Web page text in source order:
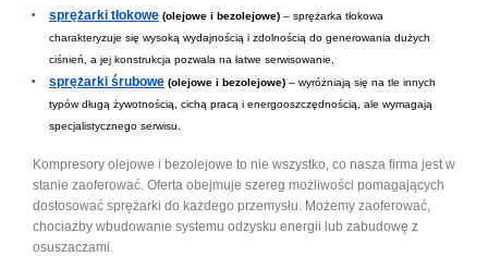
sprężarki tłokowe (olejowe i bezolejowe) – sprężarka tłokowa
charakteryzuje się wysoką wydajnością i zdolnością do generowania dużych
ciśnień, a jej konstrukcja pozwala na łatwe serwisowanie,
sprężarki śrubowe (olejowe i bezolejowe) – wyróżniają się na tle innych
typów długą żywotnością, cichą pracą i energooszczędnością, ale wymagają
specjalistycznego serwisu.
Kompresory olejowe i bezolejowe to nie wszystko, co nasza firma jest w
stanie zaoferować. Oferta obejmuje szereg możliwości pomagających
dostosować sprężarki do każdego przemysłu. Możemy zaoferować,
chociażby wbudowanie systemu odzysku energii lub zabudowę z
osuszaczami.